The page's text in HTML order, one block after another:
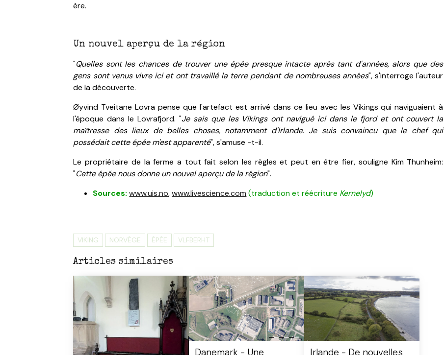
ère.
Un nouvel aperçu de la région
"Quelles sont les chances de trouver une épée presque intacte après tant d'années, alors que des
gens sont venus vivre ici et ont travaillé la terre pendant de nombreuses années", s'interroge l'auteur
de la découverte.
Øyvind Tveitane Lovra pense que l'artefact est arrivé dans ce lieu avec les Vikings qui naviguaient à
l'époque dans le Lovrafjord. "Je sais que les Vikings ont navigué ici dans le fjord et ont couvert la
maîtresse des lieux de belles choses, notamment d'Irlande. Je suis convaincu que le chef qui
possédait cette épée m'est apparenté", s'amuse -t-il.
Le propriétaire de la ferme a tout fait selon les règles et peut en être fier, souligne Kim Thunheim:
"Cette épée nous donne un nouvel aperçu de la région".
Sources: www.uis.no,www.livescience.com (traduction et réécriture Kernelyd)
VIKING NORVÈGE ÉPÉE VLFBERHT
Articles similaires
Danemark - Une Irlande - De nouvelles